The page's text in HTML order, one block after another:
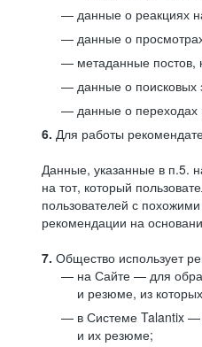
данные о реакциях
данные о
метаданные постов,
данные о поисковых
данные о переходах
6. Для работы
Данные, указанные в п.5.
на тот, который
пользователей с
рекомендации на
7. Общество использует
на Сайте — для
и резюме, из
в Системе Talantix —
и их резюме;